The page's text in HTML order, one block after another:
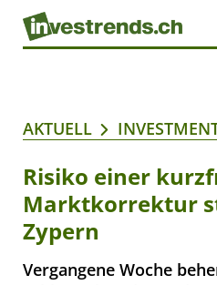
AKTUELL
Risiko einer
Marktkorrektur
Zypern
Vergangene Woche